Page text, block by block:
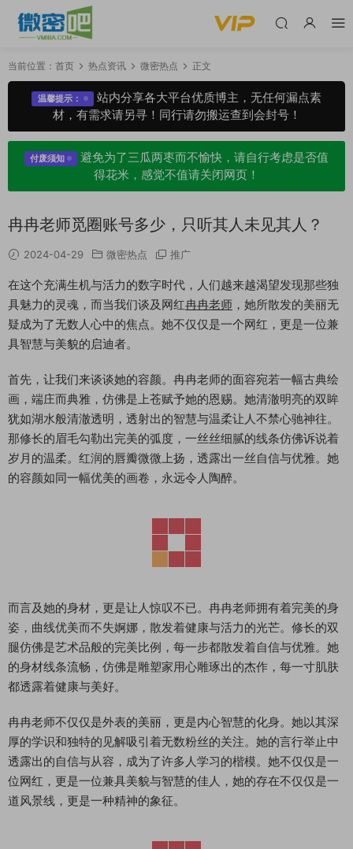
当前位置： 首页 热点资讯 微密热点 正文
温馨提示：
站内分享各大平台优质博主，无任何漏点素
材，有需求请另寻！同行请勿搬运查到会封号！
付废须知
避免为了三瓜两枣而不愉快，请自行考虑是否值
得花米，感觉不值请关闭网页！
冉冉老师觅圈账号多少，只听其人未见其人？
2024-04-29 微密热点 推广
在这个充满生机与活力的数字时代，人们越来越渴望发现那些独
具魅力的灵魂，而当我们谈及网红冉冉老师 ，她所散发的美丽无
疑成为了无数人心中的焦点。她不仅仅是一个网红，更是一位兼
具智慧与美貌的启迪者。
首先，让我们来谈谈她的容颜。冉冉老师的面容宛若一幅古典绘
画，端庄而典雅，仿佛是上苍赋予她的恩赐。她清澈明亮的双眸
犹如湖水般清澈透明，透射出的智慧与温柔让人不禁心驰神往。
那修长的眉毛勾勒出完美的弧度，一丝丝细腻的线条仿佛诉说着
岁月的温柔。红润的唇瓣微微上扬，透露出一丝自信与优雅。她
的容颜如同一幅优美的画卷，永远令人陶醉。
而言及她的身材，更是让人惊叹不已。冉冉老师拥有着完美的身
姿，曲线优美而不失婀娜，散发着健康与活力的光芒。修长的双
腿仿佛是艺术品般的完美比例，每一步都散发着自信与优雅。她
的身材线条流畅，仿佛是雕塑家用心雕琢出的杰作，每一寸肌肤
都透露着健康与美好。
冉冉老师不仅仅是外表的美丽，更是内心智慧的化身。她以其深
厚的学识和独特的见解吸引着无数粉丝的关注。她的言行举止中
透露出的自信与从容，成为了许多人学习的楷模。她不仅仅是一
位网红，更是一位兼具美貌与智慧的佳人，她的存在不仅仅是一
道风景线，更是一种精神的象征。